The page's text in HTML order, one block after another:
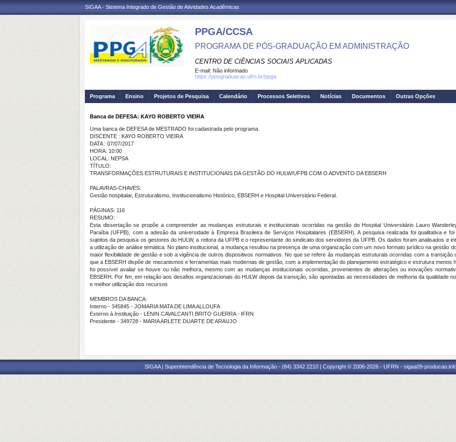
SIGAA - Sistema Integrado de Gestão de Atividades Acadêmicas
PPGA/CCSA
PROGRAMA DE PÓS-GRADUAÇÃO EM ADMINISTRAÇÃO
CENTRO DE CIÊNCIAS SOCIAIS APLICADAS
E-mail: Não informado
https://posgraduacao.ufrn.br/ppga
Programa Ensino Projetos de Pesquisa Calendário Processos Seletivos Notícias Documentos Outras Opções
Banca de DEFESA: KAYO ROBERTO VIEIRA
Uma banca de DEFESA de MESTRADO foi cadastrada pelo programa.
DISCENTE : KAYO ROBERTO VIEIRA
DATA : 07/07/2017
HORA: 10:00
LOCAL: NEPSA
TÍTULO:
TRANSFORMAÇÕES ESTRUTURAIS E INSTITUCIONAIS DA GESTÃO DO HULW/UFPB COM O ADVENTO DA EBSERH
PALAVRAS-CHAVES:
Gestão hospitalar, Estruturalismo, Institucionalismo Histórico, EBSERH e Hospital Universitário Federal.
PÁGINAS: 116
RESUMO:
Esta dissertação se propõe a compreender as mudanças estruturais e institucionais ocorridas na gestão do Hospital Universitário Lauro
Paraíba (UFPB), com a adesão da universidade à Empresa Brasileira de Serviços Hospitalares (EBSERH). A pesquisa realizada foi qualitativa e
sujeitos da pesquisa os gestores do HULW, a reitora da UFPB e o representante do sindicato dos servidores da UFPB. Os dados foram analisados e
a utilização de análise temática. No plano institucional, a mudança resultou na presença de uma organização com um novo formato jurídico na gestão
maior flexibilidade de gestão e sob a vigência de outros dispositivos normativos. No que se refere às mudanças estruturais ocorridas com a transição
que a EBSERH dispõe de mecanismos e ferramentas mais modernas de gestão, com a implementação do planejamento estratégico e estrutura menos
foi possível avaliar se houve ou não melhora, mesmo com as mudanças institucionais ocorridas, provenientes de alterações ou inovações
EBSERH. Por fim, em relação aos desafios organizacionais do HULW depois da transição, são apontadas as necessidades de melhoria da qualidade
e melhor utilização dos recursos
MEMBROS DA BANCA:
Interno - 345845 - JOMARIA MATA DE LIMA ALLOUFA
Externo à Instituição - LENIN CAVALCANTI BRITO GUERRA - IFRN
Presidente - 349728 - MARIA ARLETE DUARTE DE ARAUJO
SIGAA | Superintendência de Tecnologia da Informação - (84) 3342 2210 | Copyright © 2006-2026 - UFRN - sigaa09-